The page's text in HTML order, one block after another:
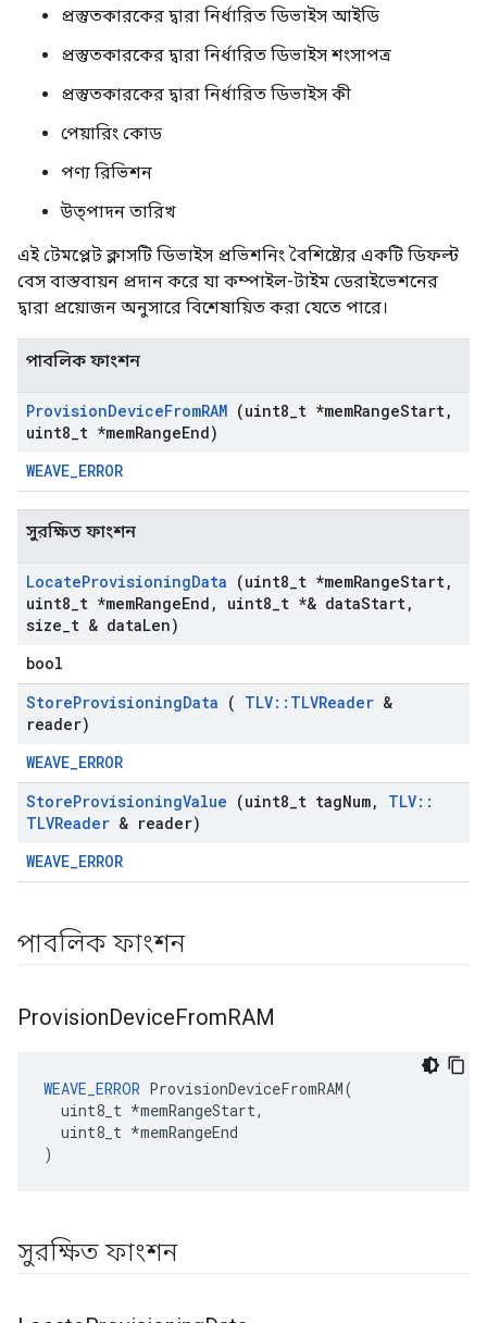
প্রস্তুতকারকের দ্বারা নির্ধারিত ডিভাইস আইডি
প্রস্তুতকারকের দ্বারা নির্ধারিত ডিভাইস শংসাপত্র
প্রস্তুতকারকের দ্বারা নির্ধারিত ডিভাইস কী
পেয়ারিং কোড
পণ্য রিভিশন
উত্পাদন তারিখ
এই টেমপ্লেট ক্লাসটি ডিভাইস প্রভিশনিং বৈশিষ্ট্যের একটি ডিফল্ট
বেস বাস্তবায়ন প্রদান করে যা কম্পাইল-টাইম ডেরাইভেশনের
দ্বারা প্রয়োজন অনুসারে বিশেষায়িত করা যেতে পারে।
পাবলিক ফাংশন
ProvisionDeviceFromRAM (uint8 t *memRangeStart,
uint8 t *memRangeEnd)
WEAVE_ERROR
সুরক্ষিত ফাংশন
LocateProvisioningData (uint8 t *memRangeStart,
uint8 t *memRangeEnd , uint8 t *& dataStart,
size t & dataLen)
bool
StoreProvisioningData ( TLV:: TLVReader &
reader)
WEAVE_ERROR
StoreProvisioningValue (uint8 t tagNum, TLV::
TLVReader & reader)
WEAVE_ERROR
পাবলিক ফাংশন
ProvisionDeviceFromRAM
WEAVE_ERROR ProvisionDeviceFromRAM(
  uint8_t *memRangeStart,
  uint8_t *memRangeEnd
)
সুরক্ষিত ফাংশন